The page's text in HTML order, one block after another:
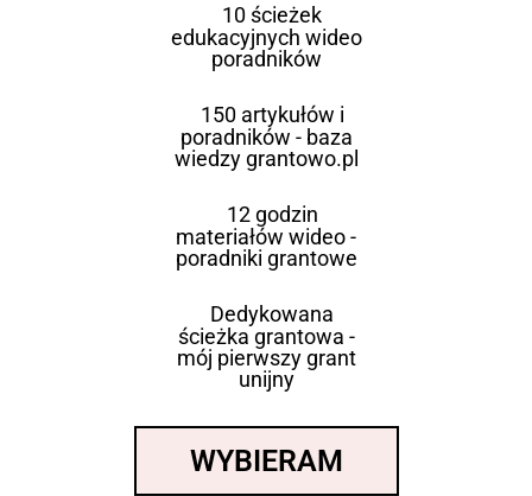
10 ścieżek
edukacyjnych wideo
poradników
150 artykułów i
poradników - baza
wiedzy grantowo.pl
12 godzin
materiałów wideo -
poradniki grantowe
Dedykowana
ścieżka grantowa -
mój pierwszy grant
unijny
WYBIERAM